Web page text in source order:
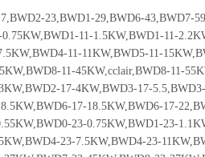
23,BWD1-29,BWD6-43,BWD7-
11-1.5KW,BWD1-11-
11-11KW,BWD5-11-
11-45KW,cclair,BWD8-11-
17-4KW,BWD3-17-
17-18.5KW,BWD6-17-
23-0.75KW,BWD1-23-
23-7.5KW,BWD4-23-